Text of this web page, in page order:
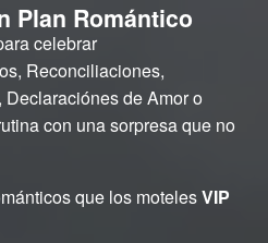
Plan Romántico
celebrar
Reconciliaciones,
de Amor o
con una sorpresa que no
que los motelesVIP